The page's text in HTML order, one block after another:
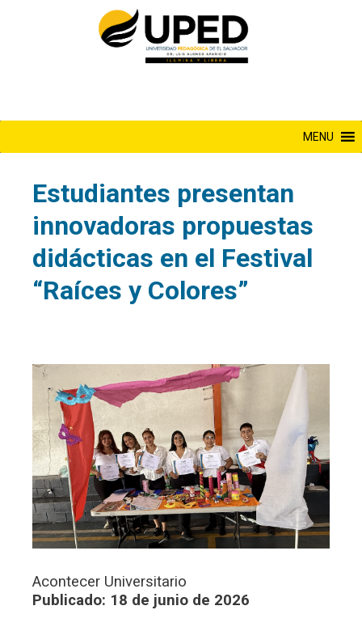
MENU
Estudiantes presentan
innovadoras propuestas
didácticas en el Festival
“Raíces y Colores”
Acontecer Universitario
Publicado: 18 de junio de 2026